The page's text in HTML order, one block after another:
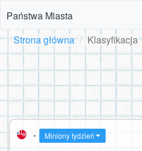
Państwa Miasta
Strona główna Klasyfikacja
- Miniony tydzień